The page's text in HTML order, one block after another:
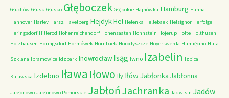
Głuchów Głusk Głusko Głęboczek Głębokie Hajnówka Hamburg Hanna
Hannover Harlev Harsz Havelberg HejdykHel Helenka Hellebaek Helsignor Herfolge
Heringsdorf Hillerod Hohenreichendorf Hohensaaten Hohnstein Hojerup Holte Holthusen
Holzhausen Horingsdorf Hormówek Hornbaek Horodyszcze Hoyerswerda Humięcino Huta
Szklana Ibramowice Idzbark Inowrocław Isąg Iwno Izabelin Izbica
Kujawska Izdebno Iława Iłowo Iły Iłów Jabłonka Jabłonna
Jabłonowo Jabłonowo Pomorskie JabłońJachranka Jadwisin Jadów